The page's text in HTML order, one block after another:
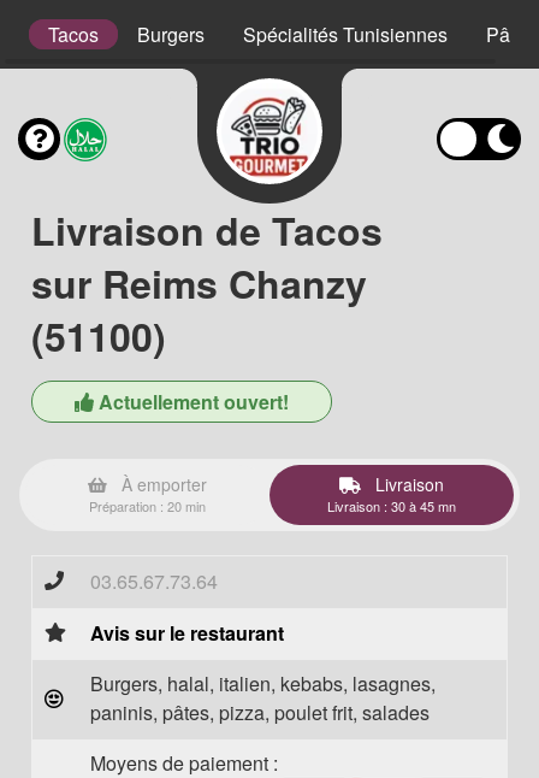
Tacos Burgers Spécialités Tunisiennes Pâtes
Livraison de Tacos
sur Reims Chanzy
(51100)
Actuellement ouvert!
À emporter
Préparation : 20 min
Livraison
Livraison : 30 à 45 mn
03.65.67.73.64
Avis sur le restaurant
Burgers, halal, italien, kebabs, lasagnes,
paninis, pâtes, pizza, poulet frit, salades
Moyens de paiement :